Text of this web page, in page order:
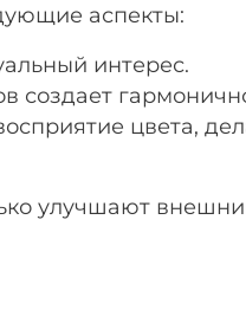
аспекты:
интерес.
создает
цвета,
улучшают